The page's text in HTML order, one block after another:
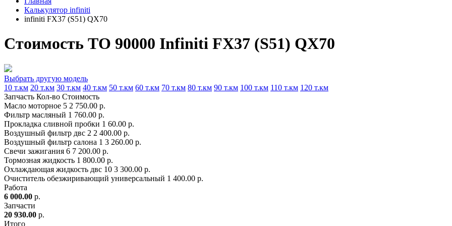
Калькулятор infiniti
infiniti FX37 (S51) QX70
Стоимость ТО 90000 Infiniti FX37 (S51) QX70
Выбрать другую модель
10 т.км 20 т.км 30 т.км 40 т.км 50 т.км 60 т.км 70 т.км 80 т.км 90 т.км 100 т.км 110 т.км 120 т.км
Запчасть Кол-во Стоимость
Масло моторное 5 2 750.00 р.
Фильтр масляный 1 760.00 р.
Прокладка сливной пробки 1 60.00 р.
Воздушный фильтр двс 2 2 400.00 р.
Воздушный фильтр салона 1 3 260.00 р.
Свечи зажигания 6 7 200.00 р.
Тормозная жидкость 1 800.00 р.
Охлаждающая жидкость двс 10 3 300.00 р.
Очиститель обезжиривающий универсальный 1 400.00 р.
Работа
6 000.00 р.
Запчасти
20 930.00 р.
Итого